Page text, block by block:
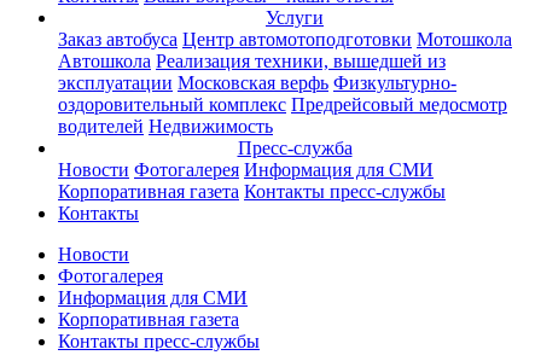
Услуги
Заказ автобуса Центр автомотоподготовки Мотошкола
Автошкола Реализация техники, вышедшей из
эксплуатации Московская верфь Физкультурно-
оздоровительный комплекс Предрейсовый медосмотр
водителей Недвижимость
Пресс-служба
Новости Фотогалерея Информация для СМИ
Корпоративная газета Контакты пресс-службы
Контакты
Новости
Фотогалерея
Информация для СМИ
Корпоративная газета
Контакты пресс-службы